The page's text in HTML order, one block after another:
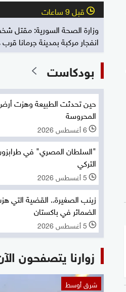
l قبل 9 ساعات
انفجار مركبة بمدينة جرمانا
بودكاست
حين تحدثت الطبيعة وهزت
المحروسة
l 6 أغسطس 2026
"السلطان المصري" في
التركي
l 5 أغسطس 2026
زينب الصغيرة.. القضية التي
الضمائر في باكستان
l 5 أغسطس 2026
زوارنا يتصفحون
شرق أوسط